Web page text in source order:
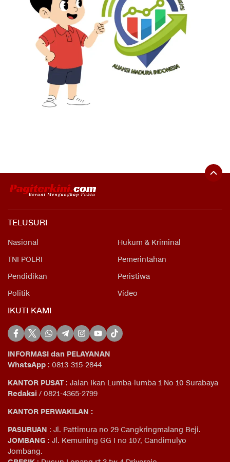
TELUSURI
Nasional
Hukum & Kriminal
TNI POLRI
Pemerintahan
Pendidikan
Peristiwa
Politik
Video
IKUTI KAMI
INFORMASI dan PELAYANAN
WhatsApp : 0813-315-2844
KANTOR PUSAT: Jalan Ikan Lumba-lumba 1 No 10 Surabaya
Redaksi / 0821-4365-2799
KANTOR PERWAKILAN :
PASURUAN : Jl. Pattimura no 29 Cangkringmalang Beji.
JOMBANG : Jl. Kemuning GG I no 107, Candimulyo
Jombang.